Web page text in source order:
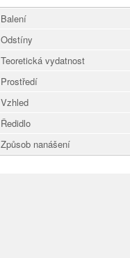
Balení
Odstíny
Teoretická vydatnost
Prostředí
Vzhled
Ředidlo
Způsob nanášení